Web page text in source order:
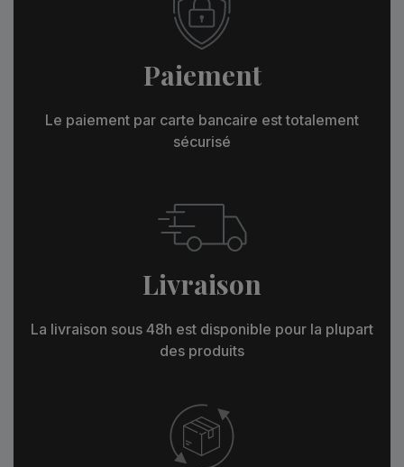
Paiement
Le paiement par carte bancaire est totalement
sécurisé
Livraison
La livraison sous 48h est disponible pour la plupart
des produits